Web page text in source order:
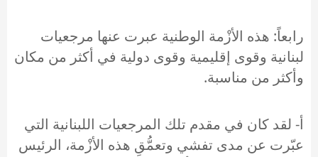
رابعاً: هذه الأزْمة الوطنية عبرت عنها مرجعيات
لبنانية وقوى إقليمية وقوى دولية في أكثر من مكان
وأكثر من مناسبة.
أ‌- لقد كان في مقدم تلك المرجعيات اللبنانية التي
عبّرت عن مدى تفشي وتعمُّقِ هذه الأزْمة، الرئيس